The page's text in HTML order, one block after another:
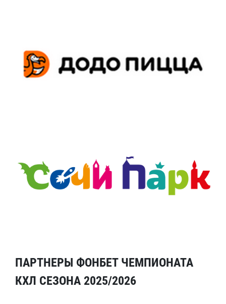
ПАРТНЕРЫ ФОНБЕТ ЧЕМПИОНАТА
КХЛ СЕЗОНА 2025/2026